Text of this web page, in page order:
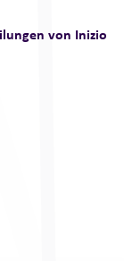
von Inizio